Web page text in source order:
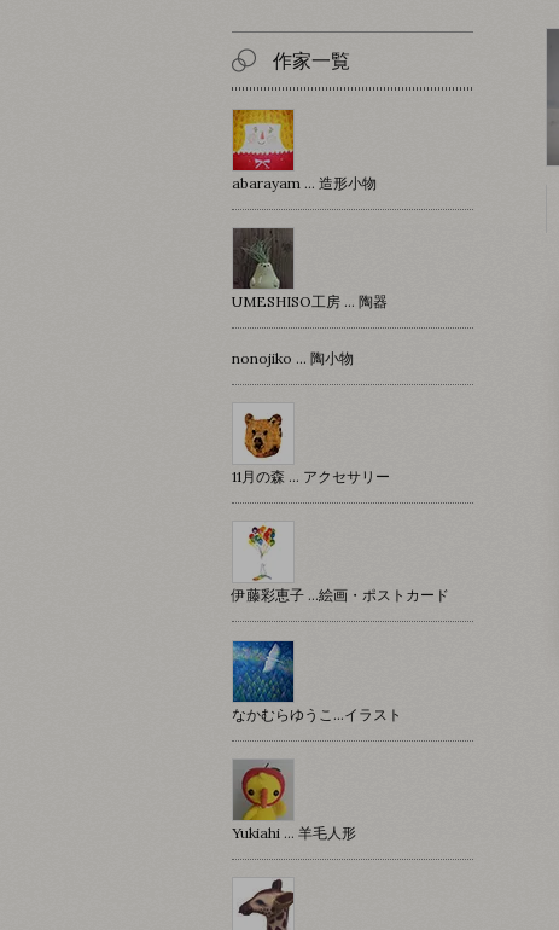
作家一覧
abarayam … 造形小物
UMESHISO工房 … 陶器
nonojiko ... 陶小物
11月の森 … アクセサリー
伊藤彩恵子 …絵画・ポストカード
なかむらゆうこ…イラスト
Yukiahi … 羊毛人形